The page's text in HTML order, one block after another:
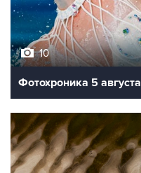
10
Фотохроника 5 августа